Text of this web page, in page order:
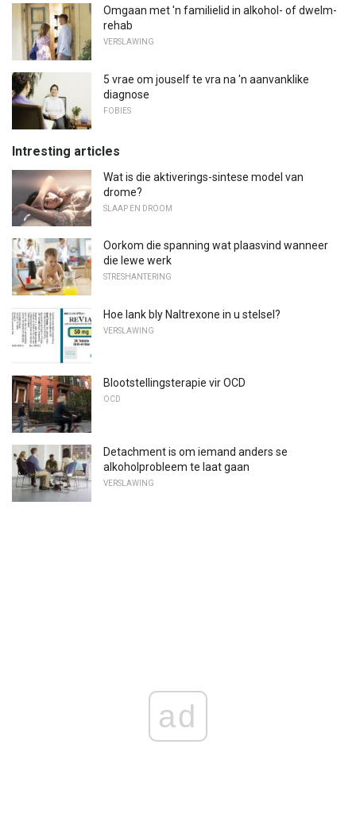
Omgaan met 'n familielid in alkohol- of dwelm-
rehab
VERSLAWING
5 vrae om jouself te vra na 'n aanvanklike
diagnose
FOBIES
Intresting articles
Wat is die aktiverings-sintese model van
drome?
SLAAP EN DROOM
Oorkom die spanning wat plaasvind wanneer
die lewe werk
STRESHANTERING
Hoe lank bly Naltrexone in u stelsel?
VERSLAWING
Blootstellingsterapie vir OCD
OCD
Detachment is om iemand anders se
alkoholprobleem te laat gaan
VERSLAWING
ad